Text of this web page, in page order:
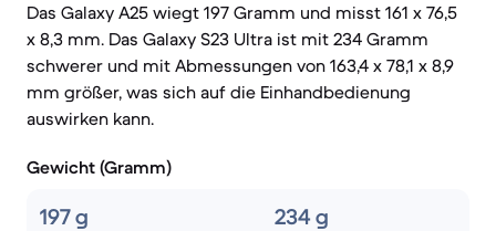
Das Galaxy A25 wiegt 197 Gramm und misst 161 x 76,5
x 8,3 mm. Das Galaxy S23 Ultra ist mit 234 Gramm
schwerer und mit Abmessungen von 163,4 x 78,1 x 8,9
mm größer, was sich auf die Einhandbedienung
auswirken kann.
Gewicht (Gramm)
197 g 234 g